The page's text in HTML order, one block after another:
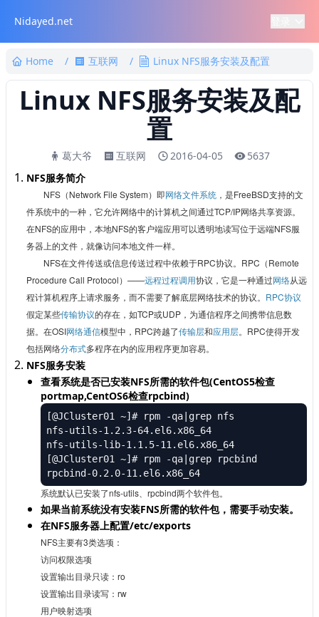
Nidayed.net
Home / 互联网 / Linux NFS服务安装及配置
Linux NFS服务安装及配
置
葛大爷 互联网 2016-04-05
5637
NFS服务简介
NFS（Network File System）即网络文件系统 ，是FreeBSD支持的文
件系统中的一种，它允许网络中的计算机之间通过TCP/IP网络共享资源。
在NFS的应用中，本地NFS的客户端应用可以透明地读写位于远端NFS服
务器上的文件，就像访问本地文件一样。
NFS在文件传送或信息传送过程中依赖于RPC协议。 RPC（Remote
Procedure Call Protocol）——远程过程调用协议，它是一种通过网络从远
程计算机程序上请求服务，而不需要了解底层网络技术的协议。 RPC协议
假定某些传输协议的存在，如TCP或UDP，为通信程序之间携带信息数
据。在OSI网络通信模型中，RPC跨越了传输层和应用层。RPC使得开发
包括网络分布式多程序在内的应用程序更加容易。
NFS服务安装
查看系统是否已安装NFS所需的软件包(CentOS5检查
portmap,CentOS6检查rpcbind)
[@JCluster01 ~]# rpm -qa|grep nfs
nfs-utils-1.2.3-64.el6.x86_64
nfs-utils-lib-1.1.5-11.el6.x86_64
[@JCluster01 ~]# rpm -qa|grep rpcbind
rpcbind-0.2.0-11.el6.x86_64
系统默认已安装了nfs-utils、rpcbind两个软件包。
如果当前系统没有安装FNS所需的软件包，需要手动安装。
在NFS服务器上配置/etc/exports
NFS主要有3类选项：
访问权限选项
设置输出目录只读：ro
设置输出目录读写：rw
用户映射选项